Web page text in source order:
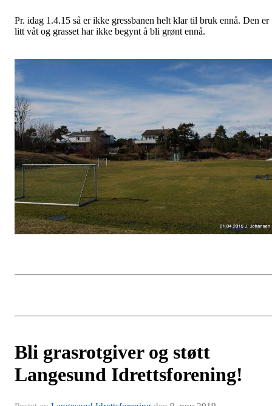
Pr. idag 1.4.15 så er ikke gressbanen helt klar til bruk ennå. Den er
litt våt og grasset har ikke begynt å bli grønt ennå.
Bli grasrotgiver og støtt
Langesund Idrettsforening!